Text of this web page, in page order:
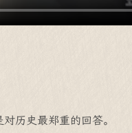
历史最郑重的回答。